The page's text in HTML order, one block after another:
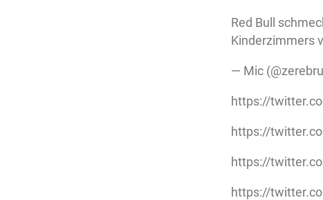
Red Bull
Kinderzimmers
— Mic
https://
https://
https://
https://